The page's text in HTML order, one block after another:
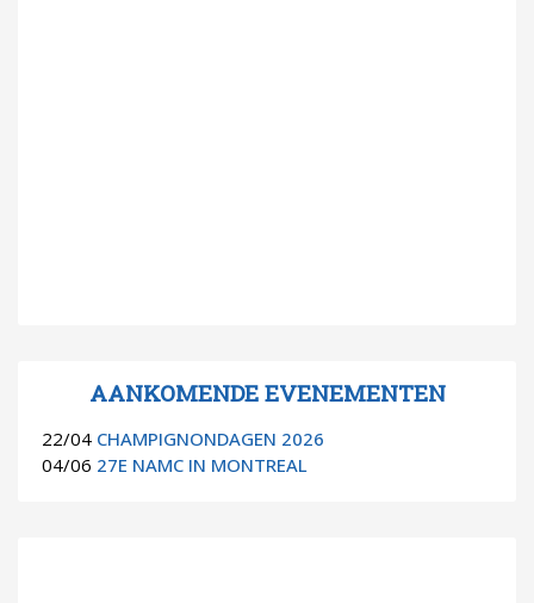
AANKOMENDE EVENEMENTEN
22/04 CHAMPIGNONDAGEN 2026
04/06 27E NAMC IN MONTREAL